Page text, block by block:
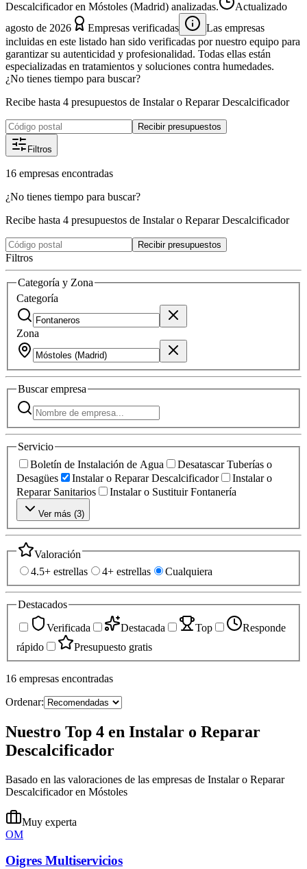
Descalcificador en Móstoles (Madrid) analizadas.
Actualizado
agosto de 2026
Empresas verificadas
Las empresas
incluidas en este listado han sido verificadas por nuestro equipo para
garantizar su autenticidad y profesionalidad. Todas ellas están
especializadas en tratamientos y soluciones contra humedades.
¿No tienes tiempo para buscar?
Recibe hasta 4 presupuestos de Instalar o Reparar Descalcificador
Recibir presupuestos
Filtros
16 empresas encontradas
¿No tienes tiempo para buscar?
Recibe hasta 4 presupuestos de Instalar o Reparar Descalcificador
Recibir presupuestos
Filtros
Categoría y Zona
Categoría
Zona
Buscarempresa
Servicio
Boletín de Instalación de Agua
Desatascar Tuberías o
Desagües
Instalar o Reparar Descalcificador
Instalar o
Reparar Sanitarios
Instalar o Sustituir Fontanería
Ver más (3)
Valoración
4.5+ estrellas
4+ estrellas Cualquiera
Destacados
Verificada
Destacada Top
Responde
rápido
Presupuesto gratis
16 empresas encontradas
Ordenar:
Nuestro Top 4 en Instalar o Reparar
Descalcificador
Basado en las valoraciones de las empresas de Instalar o Reparar
Descalcificador en Móstoles
Muy experta
OM
Oigres Multiservicios